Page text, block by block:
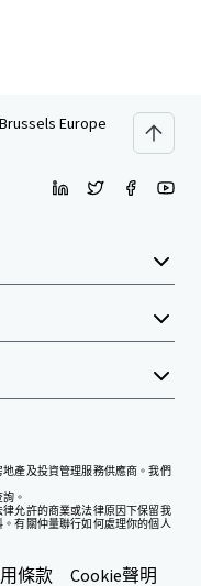
Europe​
產及投資管理服務供應商。我們
。
允許的商業或法律原因下保留我
有關仲量聯行如何處理你的個人
條款 Cookie聲明